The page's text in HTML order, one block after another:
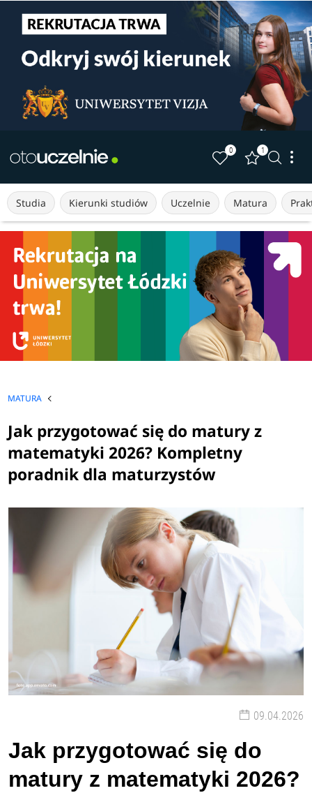
0 1
Studia Kierunki studiów Uczelnie Matura
MATURA
Jak przygotować się do matury z
matematyki 2026? Kompletny
poradnik dla maturzystów
09.04.2026
Jak przygotować się do
matury z matematyki 2026?